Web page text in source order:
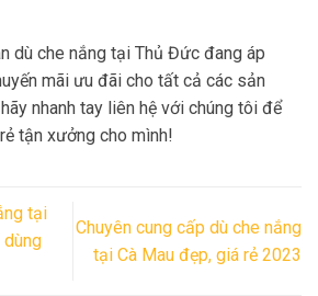
dù che nắng tại Thủ Đức đang áp
mãi ưu đãi cho tất cả các sản
nhanh tay liên hệ với chúng tôi để
tận xưởng cho mình!
tại
Chuyên cung cấp dù che nắng
tại Cà Mau đẹp, giá rẻ 2023